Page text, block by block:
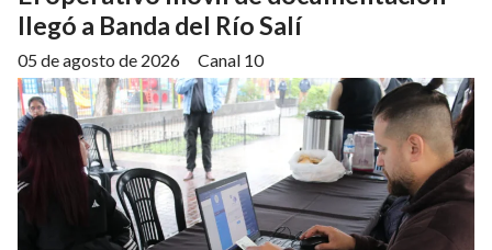
llegó a Banda del Río Salí
Canal 10
05 de agosto de 2026